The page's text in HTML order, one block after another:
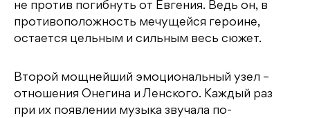
не против погибнуть от Евгения. Ведь он, в
противоположность мечущейся героине,
остается цельным и сильным весь сюжет.
Второй мощнейший эмоциональный узел –
отношения Онегина и Ленского. Каждый раз
при их появлении музыка звучала по-